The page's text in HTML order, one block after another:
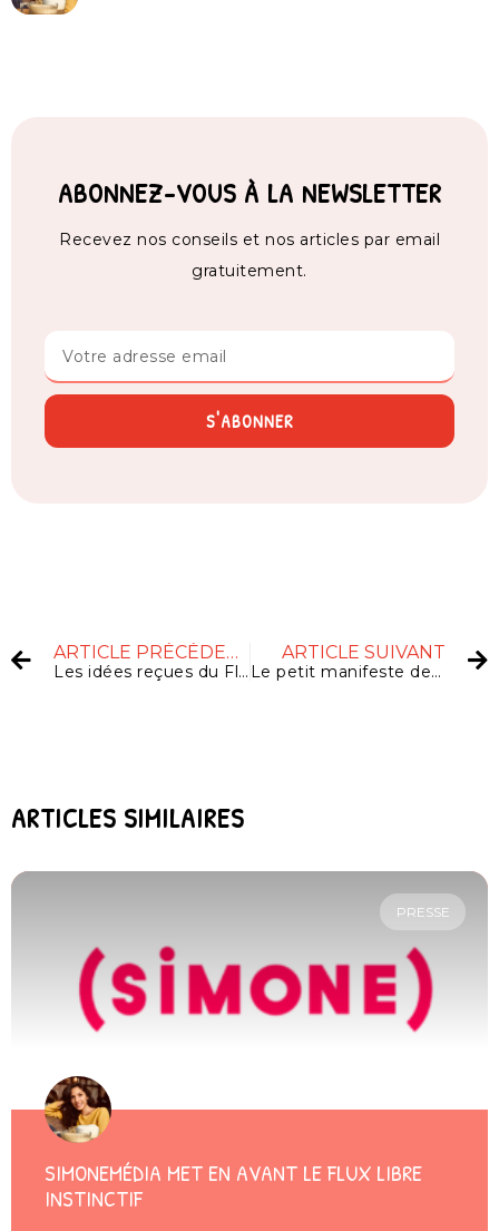
ABONNEZ-VOUS À LA NEWSLETTER
Recevez nos conseils et nos articles par email
gratuitement.
S'ABONNER
ARTICLE PRÉCÉDENT
Les idées reçues du Flux instinctif libre, une théorie fumeuse ?
ARTICLE SUIVANT
Le petit manifeste des flueuses
ARTICLES SIMILAIRES
PRESSE
SIMONEMÉDIA MET EN AVANT LE FLUX LIBRE
INSTINCTIF